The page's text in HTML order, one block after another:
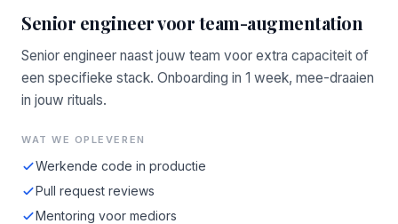
Senior engineer voor team-augmentation
Senior engineer naast jouw team voor extra capaciteit of
een specifieke stack. Onboarding in 1 week, mee-draaien
in jouw rituals.
WAT WE OPLEVEREN
Werkende code in productie
Pull request reviews
Mentoring voor mediors